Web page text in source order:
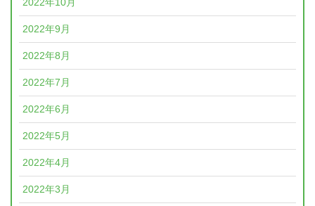
2022年10月
2022年9月
2022年8月
2022年7月
2022年6月
2022年5月
2022年4月
2022年3月